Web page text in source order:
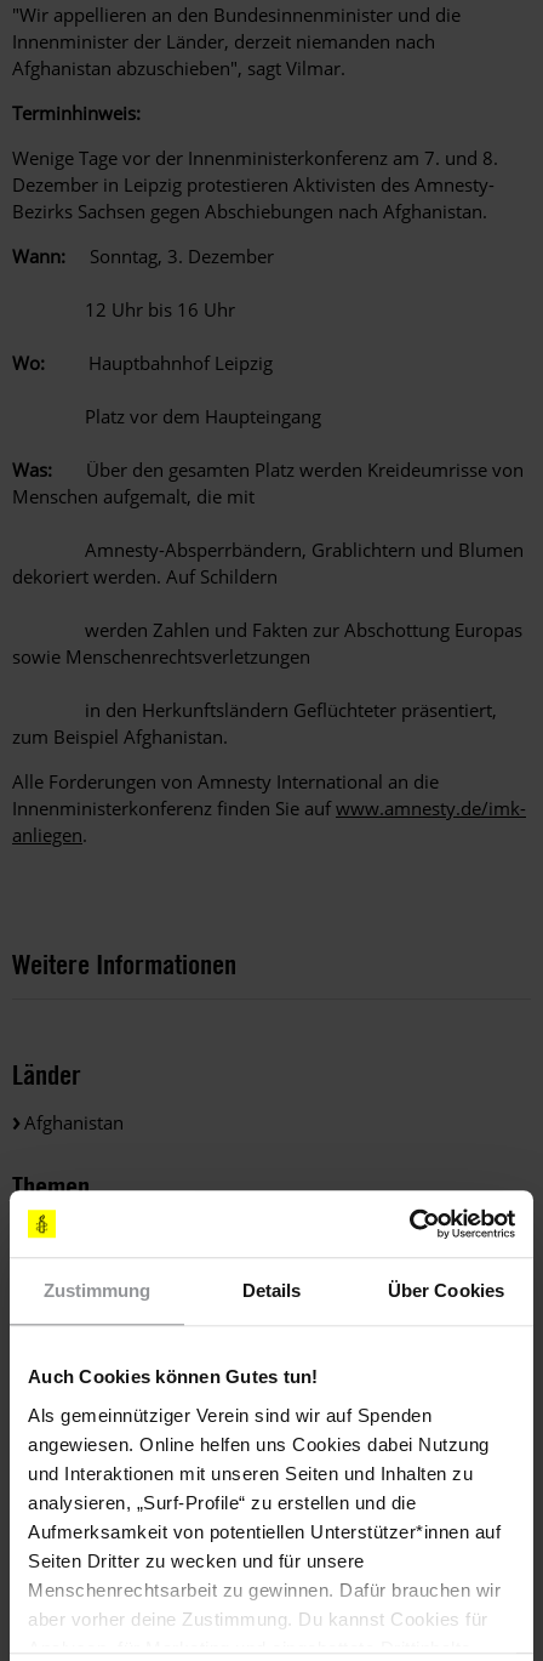
Zustimmung Details Über Cookies
Auch Cookies können Gutes tun!
Als gemeinnütziger Verein sind wir auf Spenden
angewiesen. Online helfen uns Cookies dabei Nutzung
und Interaktionen mit unseren Seiten und Inhalten zu
analysieren, „Surf-Profile“ zu erstellen und die
Aufmerksamkeit von potentiellen Unterstützer*innen auf
Seiten Dritter zu wecken und für unsere
Menschenrechtsarbeit zu gewinnen. Dafür brauchen wir
aber vorher deine Zustimmung. Du kannst Cookies für
"Wir appellieren an den Bundesinnenminister und die
Innenminister der Länder, derzeit niemanden nach
Afghanistan abzuschieben", sagt Vilmar.
Terminhinweis:
Wenige Tage vor der Innenministerkonferenz am 7. und 8.
Dezember in Leipzig protestieren Aktivisten des Amnesty-
Bezirks Sachsen gegen Abschiebungen nach Afghanistan.
Wann: Sonntag, 3. Dezember
12 Uhr bis 16 Uhr
Wo: Hauptbahnhof Leipzig
Platz vor dem Haupteingang
Was: Über den gesamten Platz werden Kreideumrisse von
Menschen aufgemalt, die mit
Amnesty-Absperrbändern, Grablichtern und Blumen
dekoriert werden. Auf Schildern
werden Zahlen und Fakten zur Abschottung Europas
sowie Menschenrechtsverletzungen
in den Herkunftsländern Geflüchteter präsentiert,
zum Beispiel Afghanistan.
Alle Forderungen von Amnesty International an die
Innenministerkonferenz finden Sie aufwww.amnesty.de/imk-
anliegen.
Weitere Informationen
Länder
Afghanistan
Themen
Bewaffnete Konflikte
Bleib informiert
Header
Abonniere den Amnesty-Newsletter und mach dich